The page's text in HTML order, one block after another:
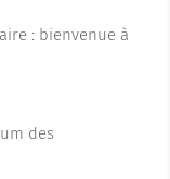
: bienvenue à
des